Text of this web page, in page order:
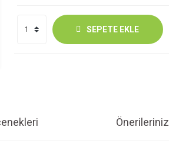
SEPETE EKLE
Önerileriniz